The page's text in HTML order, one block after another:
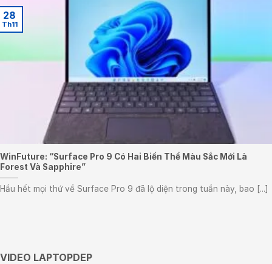
WinFuture: “Surface Pro 9 Có Hai Biến Thể Màu Sắc Mới Là
Forest Và Sapphire”
Hầu hết mọi thứ về Surface Pro 9 đã lộ diện trong tuần này, bao [...]
28
Th11
VIDEO LAPTOPDEP